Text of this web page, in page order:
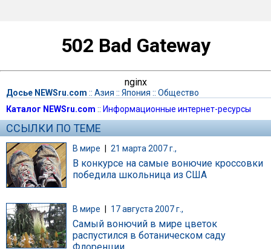
502 Bad Gateway
nginx
Досье NEWSru.com :: Азия :: Япония :: Общество
Каталог NEWSru.com :: Информационные интернет-ресурсы
ССЫЛКИ ПО ТЕМЕ
В мире 21 марта 2007 г.,
В конкурсе на самые вонючие кроссовки
победила школьница из США
В мире 17 августа 2007 г.,
Самый вонючий в мире цветок
распустился в ботаническом саду